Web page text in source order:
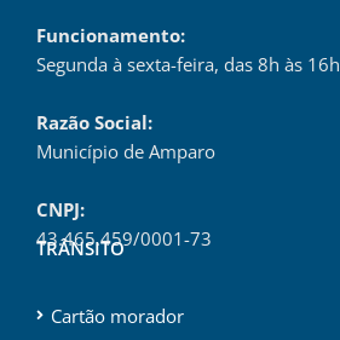
Funcionamento:
Segunda à sexta-feira, das 8h às 16h
Razão Social:
Município de Amparo
CNPJ:
43.465.459/0001-73
TRÂNSITO
Cartão morador